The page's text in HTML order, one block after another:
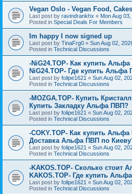
Vegan Oslo - Vegan Food,
Last post by ravindrankhx « Mon Aug
Posted in Special Deals For Members
Im happy I now signed up
Last post by TinaFrg0 « Sun Aug 02,
Posted in Technical Discussions
-NiG24.TOP- Как купить
NiG24.TOP- Где купить Альфа
Last post by folipe1621 « Sun Aug 02,
Posted in Technical Discussions
-MOZGA.TOP- Купить
Купить Закладку Альфа ПВП?
Last post by folipe1621 « Sun Aug 02,
Posted in Technical Discussions
-COKY.TOP- Как купить
Доставка Альфа ПВП по
Last post by folipe1621 « Sun Aug 02,
Posted in Technical Discussions
-KAKOS.TOP- Сколько стоит
KAKOS.TOP- Где купить
Last post by folipe1621 « Sun Aug 02,
Posted in Technical Discussions